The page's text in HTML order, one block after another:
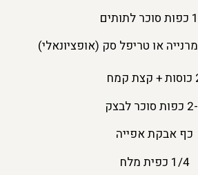
קמח
לבצק
כף אבקת אפייה
1/4 כפית מלח